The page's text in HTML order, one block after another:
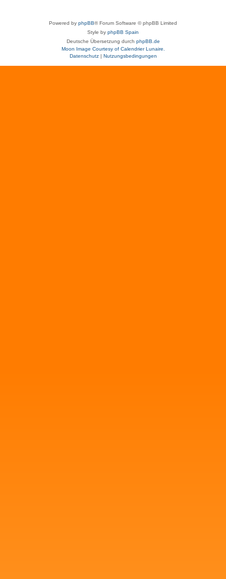
Powered by phpBB® Forum Software © phpBB Limited
Style by phpBB Spain
Deutsche Übersetzung durch phpBB.de
Moon Image Courtesy of Calendrier Lunaire.
Datenschutz| Nutzungsbedingungen